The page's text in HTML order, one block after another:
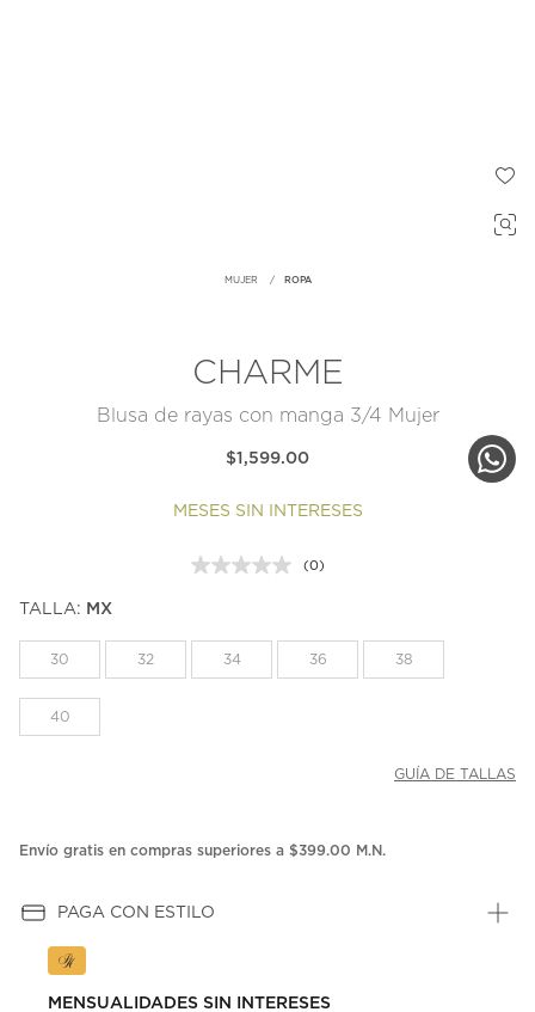
MUJER ROPA
CHARME
Blusa de rayas con manga 3/4 Mujer
$1,599.00
MESES SIN INTERESES
Sin
la
misma
(0)
TALLA: MX
30 32 34 36 38
40
GUÍA DE TALLAS
Envío gratis en compras superiores a $399.00 M.N.
PAGA CON ESTILO
MENSUALIDADES SIN INTERESES